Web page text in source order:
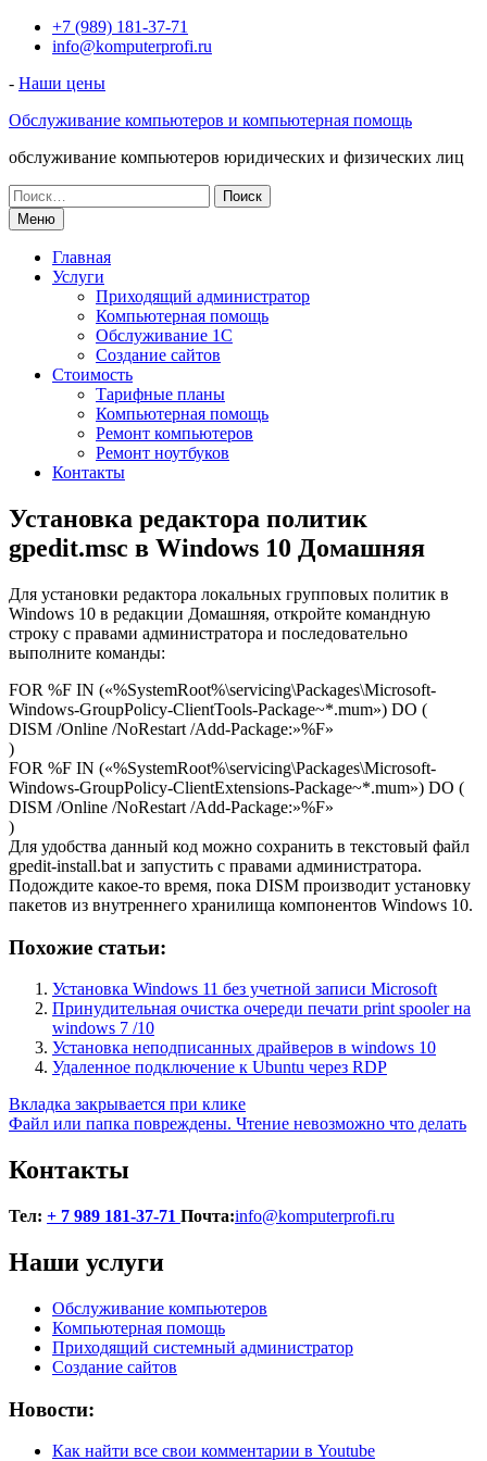
Перейти+7 (989) 181-37-71
info@komputerprofi.ru
- Наши цены
Обслуживание компьютеров и компьютерная помощь
обслуживание компьютеров юридических и физических лиц
Искать:
Меню
Главная
Услуги
Приходящий администратор
Компьютерная помощь
Обслуживание 1С
Создание сайтов
Стоимость
Тарифные планы
Компьютерная помощь
Ремонт компьютеров
Ремонт ноутбуков
Контакты
Установка редактора политик
gpedit.msc в Windows 10 Домашняя
Для установки редактора локальных групповых политик в
Windows 10 в редакции Домашняя, откройте командную
строку с правами администратора и последовательно
выполните команды:
FOR %F IN («%SystemRoot%\servicing\Packages\Microsoft-
Windows-GroupPolicy-ClientTools-Package~*.mum») DO (
DISM /Online /NoRestart /Add-Package:»%F»
)
FOR %F IN («%SystemRoot%\servicing\Packages\Microsoft-
Windows-GroupPolicy-ClientExtensions-Package~*.mum») DO (
DISM /Online /NoRestart /Add-Package:»%F»
)
Для удобства данный код можно сохранить в текстовый файл
gpedit-install.bat и запустить с правами администратора.
Подождите какое-то время, пока DISM производит установку
пакетов из внутреннего хранилища компонентов Windows 10.
Похожие статьи:
Установка Windows 11 без учетной записи Microsoft
Принудительная очистка очереди печати print spooler на
windows 7 /10
Установка неподписанных драйверов в windows 10
Удаленное подключение к Ubuntu через RDP
Навигация
по
записям
Вкладка закрывается при клике
Файл или папка повреждены. Чтение невозможно что делать
Контакты
Тел: + 7 989 181-37-71 Почта:info@komputerprofi.ru
Наши услуги
Обслуживание компьютеров
Компьютерная помощь
Приходящий системный администратор
Создание сайтов
Новости:
Как найти все свои комментарии в Youtube